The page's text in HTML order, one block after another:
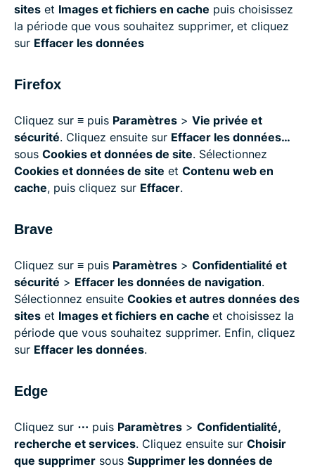
sites et Images et fichiers en cache puis choisissez
la période que vous souhaitez supprimer, et cliquez
sur Effacer les données
Firefox
Cliquez sur ≡ puis Paramètres > Vie privée et
sécurité. Cliquez ensuite sur Effacer les données…
sous Cookies et données de site. Sélectionnez
Cookies et données de site et Contenu web en
cache, puis cliquez sur Effacer.
Brave
Cliquez sur ≡ puis Paramètres > Confidentialité et
sécurité > Effacer les données de navigation.
Sélectionnez ensuite Cookies et autres données des
sites et Images et fichiers en cache et choisissez la
période que vous souhaitez supprimer. Enfin, cliquez
sur Effacer les données.
Edge
Cliquez sur ⋯ puis Paramètres > Confidentialité,
recherche et services. Cliquez ensuite sur Choisir
que supprimer sous Supprimer les données de